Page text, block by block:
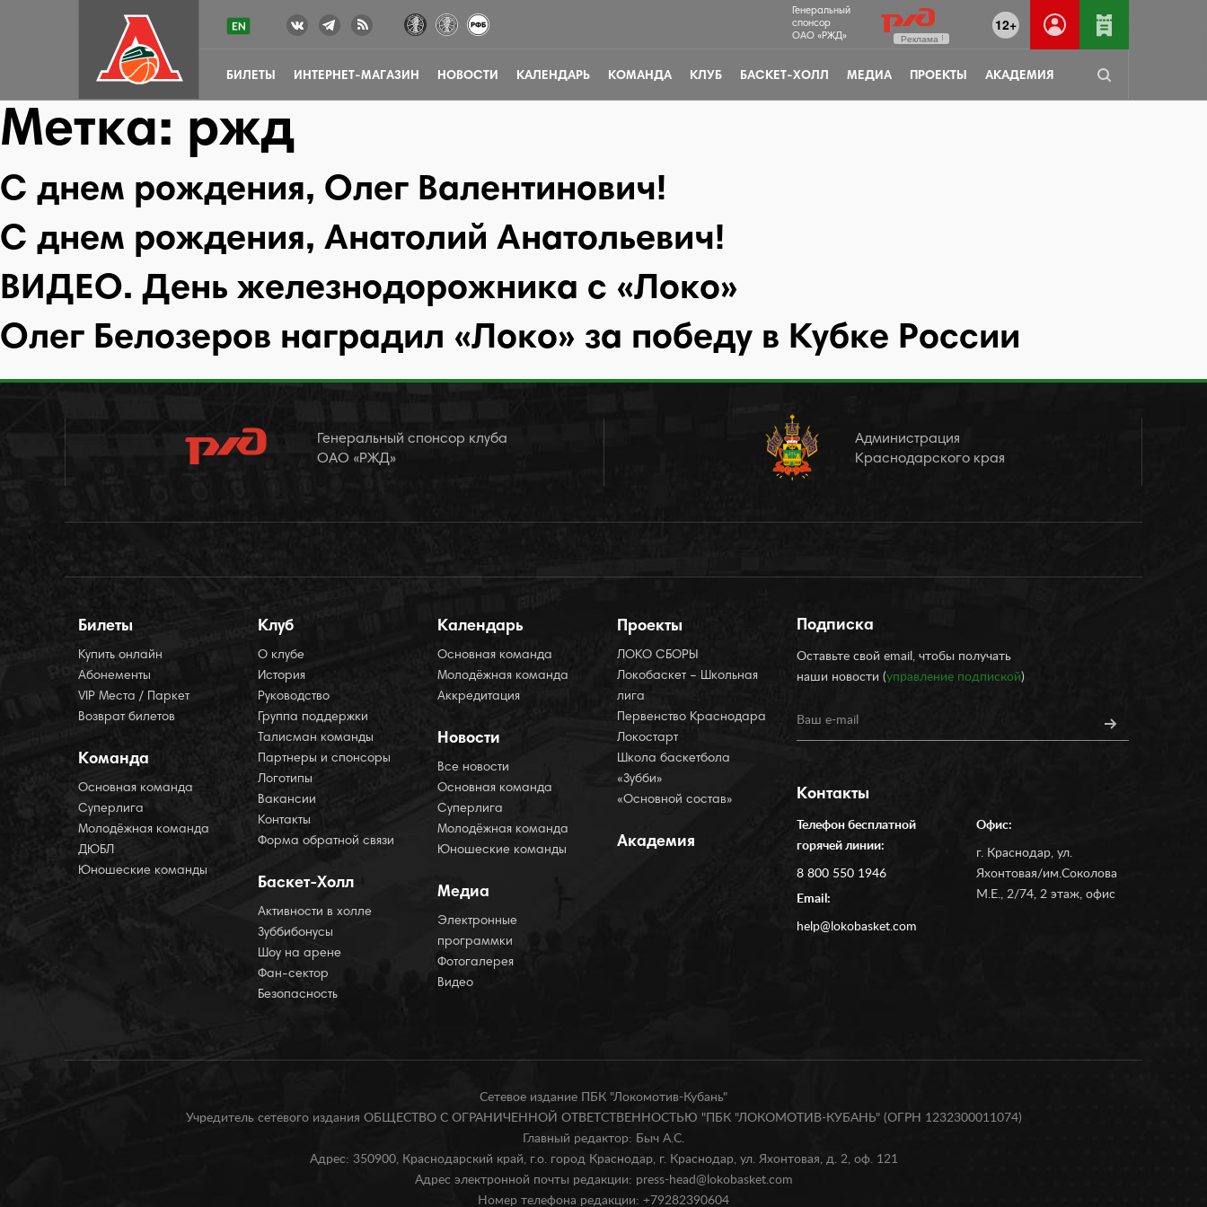
12+
Генеральный
спонсор
ОАО «РЖД»
Реклама
БИЛЕТЫ ИНТЕРНЕТ-МАГАЗИН НОВОСТИ КАЛЕНДАРЬ КОМАНДА КЛУБ БАСКЕТ-ХОЛЛ МЕДИА ПРОЕКТЫ АКАДЕМИЯ
Метка: ржд
С днем рождения, Олег Валентинович!
С днем рождения, Анатолий Анатольевич!
ВИДЕО. День железнодорожника с «Локо»
Олег Белозеров наградил «Локо» за победу в Кубке России
Генеральный спонсор клуба
ОАО «РЖД»
Администрация
Краснодарского края
Билеты
Купить онлайн
Абонементы
VIP Места / Паркет
Возврат билетов
Команда
Основная команда
Суперлига
Молодёжная команда
ДЮБЛ
Юношеские команды
Клуб
О клубе
История
Руководство
Группа поддержки
Талисман команды
Партнеры и спонсоры
Логотипы
Вакансии
Контакты
Форма обратной связи
Баскет-Холл
Активности в холле
Зуббибонусы
Шоу на арене
Фан-сектор
Безопасность
Календарь
Основная команда
Молодёжная команда
Аккредитация
Новости
Все новости
Основная команда
Суперлига
Молодёжная команда
Юношеские команды
Медиа
Электронные
программки
Фотогалерея
Видео
Проекты
ЛОКО СБОРЫ
Локобаскет – Школьная
лига
Первенство Краснодара
Локостарт
Школа баскетбола
«Зубби»
«Основной состав»
Академия
Подписка
Оставьте свой email, чтобы получать
наши новости (управление подпиской)
Контакты
Телефон бесплатной
горячей линии:
8 800 550 1946
Email:
help@lokobasket.com
Офис:
г. Краснодар, ул.
Яхонтовая/им.Соколова
М.Е., 2/74, 2 этаж, офис
Сетевое издание ПБК "Локомотив-Кубань"
Учредитель сетевого издания ОБЩЕСТВО С ОГРАНИЧЕННОЙ ОТВЕТСТВЕННОСТЬЮ "ПБК "ЛОКОМОТИВ-КУБАНЬ" (ОГРН 1232300011074)
Главный редактор: Быч А.С.
Адрес: 350900, Краснодарский край, г.о. город Краснодар, г. Краснодар, ул. Яхонтовая, д. 2, оф. 121
Адрес электронной почты редакции: press-head@lokobasket.com
Номер телефона редакции: +79282390604